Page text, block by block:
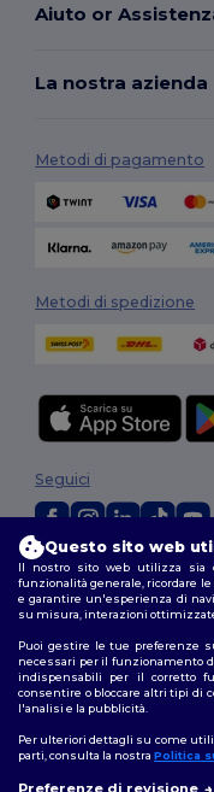
Aiuto or
La nostra azienda
Metodi di pagamento
Metodi di spedizione
2026. Tutti
Termini e Condizioni|
privacy |Politica sui cookie
Seguici
Questo sito web
Il nostro sito web utilizza sia
funzionalità generale, ricordare
e garantire un'esperienza di
su misura, interazioni
Puoi gestire le tue preferenze
necessari per il funzionamento
indispensabili per il corretto
consentire o bloccare altri tipi di
l'analisi e la pubblicità.
Per ulteriori dettagli su come
parti, consulta la nostra Politica
Preferenze di revisione